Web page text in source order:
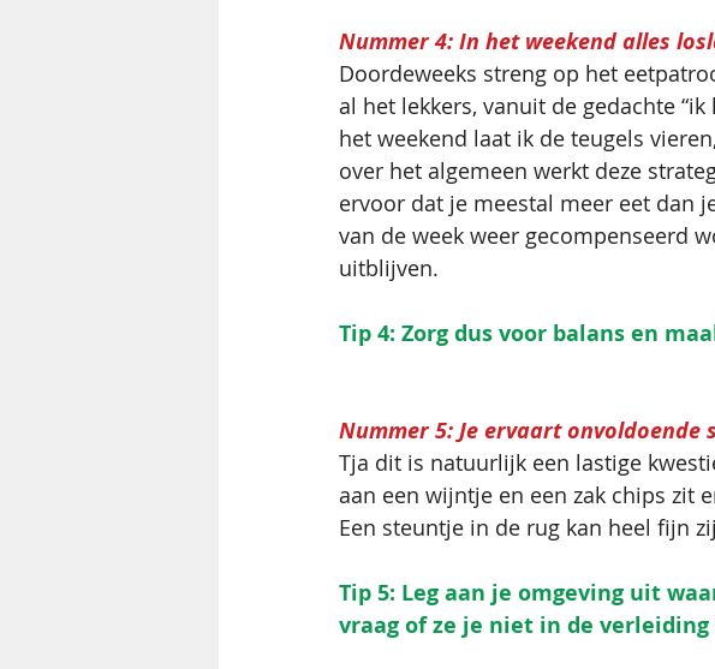
Nummer 4: In het weekend alles
Doordeweeks streng op het
al het lekkers, vanuit de gedachte
het weekend laat ik de teugels
over het algemeen werkt deze
ervoor dat je meestal meer eet dan
van de week weer gecompenseerd
uitblijven.
Tip 4: Zorg dus voor balans en
Nummer 5: Je ervaart onvoldoende
Tja dit is natuurlijk een lastige
aan een wijntje en een zak chips zit
Een steuntje in de rug kan heel fijn
Tip 5: Leg aan je omgeving uit
vraag of ze je niet in de